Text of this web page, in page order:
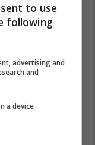
to use
following
advertising and
and
a device